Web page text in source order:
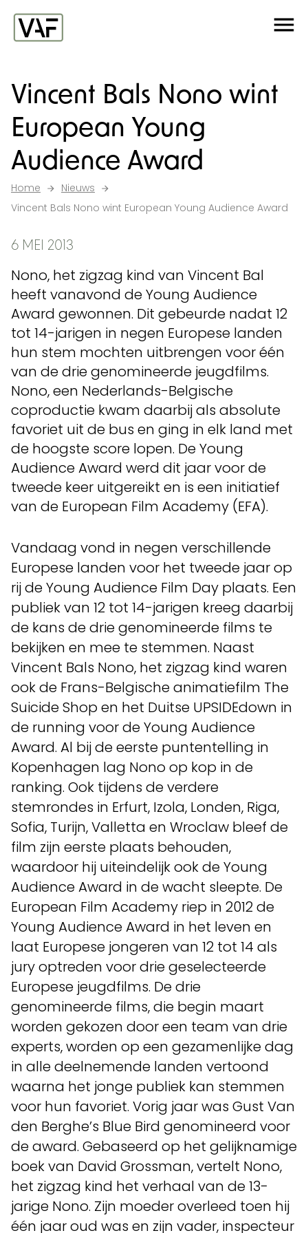
Ga verder naar de inhoud
Vincent Bals Nono wint
European Young
Audience Award
Home
Nieuws
Vincent Bals Nono wint European Young Audience Award
6 MEI 2013
Nono, het zigzag kind van Vincent Bal
heeft vanavond de Young Audience
Award gewonnen. Dit gebeurde nadat 12
tot 14-jarigen in negen Europese landen
hun stem mochten uitbrengen voor één
van de drie genomineerde jeugdfilms.
Nono, een Nederlands-Belgische
coproductie kwam daarbij als absolute
favoriet uit de bus en ging in elk land met
de hoogste score lopen. De Young
Audience Award werd dit jaar voor de
tweede keer uitgereikt en is een initiatief
van de European Film Academy (EFA).
Vandaag vond in negen verschillende
Europese landen voor het tweede jaar op
rij de Young Audience Film Day plaats. Een
publiek van 12 tot 14-jarigen kreeg daarbij
de kans de drie genomineerde films te
bekijken en mee te stemmen. Naast
Vincent Bals Nono, het zigzag kind waren
ook de Frans-Belgische animatiefilm The
Suicide Shop en het Duitse UPSIDEdown in
de running voor de Young Audience
Award. Al bij de eerste puntentelling in
Kopenhagen lag Nono op kop in de
ranking. Ook tijdens de verdere
stemrondes in Erfurt, Izola, Londen, Riga,
Sofia, Turijn, Valletta en Wroclaw bleef de
film zijn eerste plaats behouden,
waardoor hij uiteindelijk ook de Young
Audience Award in de wacht sleepte. De
European Film Academy riep in 2012 de
Young Audience Award in het leven en
laat Europese jongeren van 12 tot 14 als
jury optreden voor drie geselecteerde
Europese jeugdfilms. De drie
genomineerde films, die begin maart
worden gekozen door een team van drie
experts, worden op een gezamenlijke dag
in alle deelnemende landen vertoond
waarna het jonge publiek kan stemmen
voor hun favoriet. Vorig jaar was Gust Van
den Berghe’s Blue Bird genomineerd voor
de award. Gebaseerd op het gelijknamige
boek van David Grossman, vertelt Nono,
het zigzag kind het verhaal van de 13-
jarige Nono. Zijn moeder overleed toen hij
één jaar oud was en zijn vader, inspecteur